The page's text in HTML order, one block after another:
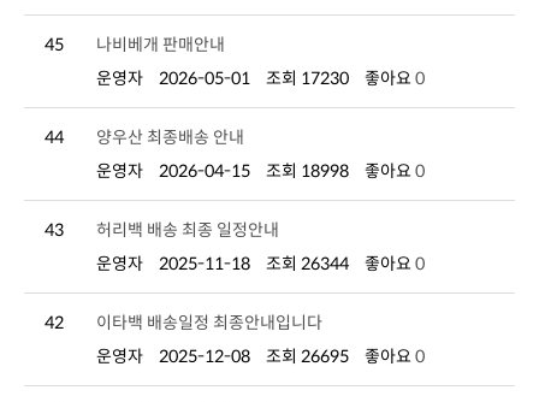
45
나비베개 판매안내
운영자
2026-05-01 조회 17230 좋아요 0
44
양우산 최종배송 안내
운영자
2026-04-15 조회 18998 좋아요 0
43
허리백 배송 최종 일정안내
운영자
2025-11-18 조회 26344 좋아요 0
42
이타백 배송일정 최종안내입니다
운영자
2025-12-08 조회 26695 좋아요 0